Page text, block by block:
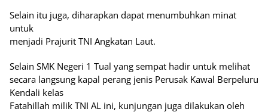
Selain itu juga, diharapkan dapat menumbuhkan minat
untuk
menjadi Prajurit TNI Angkatan Laut.
Selain SMK Negeri 1 Tual yang sempat hadir untuk melihat
secara langsung kapal perang jenis Perusak Kawal Berpeluru
Kendali kelas
Fatahillah milik TNI AL ini, kunjungan juga dilakukan oleh